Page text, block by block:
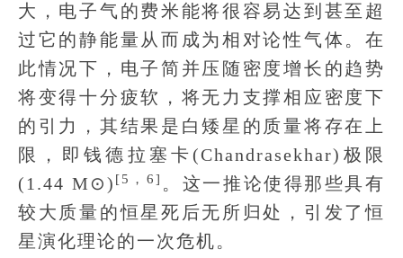
大，电子气的费米能将很容易达到甚至超
过它的静能量从而成为相对论性气体。在
此情况下，电子简并压随密度增长的趋势
将变得十分疲软，将无力支撑相应密度下
的引力，其结果是白矮星的质量将存在上
限，即钱德拉塞卡(Chandrasekhar)极限
(1.44 M⊙) [5，6] 。这一推论使得那些具有
较大质量的恒星死后无所归处，引发了恒
星演化理论的一次危机。